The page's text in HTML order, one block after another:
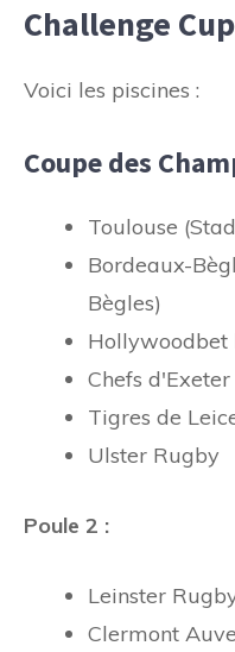
Challenge
Voici les piscines :
Coupe des
Toulouse
Bordeaux-
Bègles)
Hollywoodbet
Chefs d'Exeter
Tigres de
Ulster Rugby
Poule 2 :
Leinster
Clermont